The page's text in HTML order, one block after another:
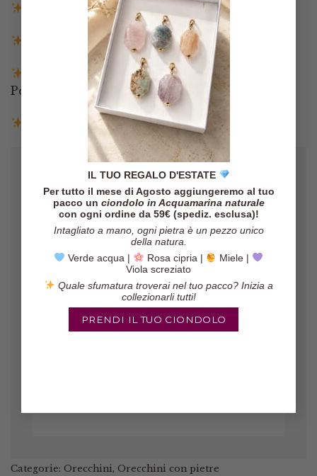
IL TUO REGALO D'ESTATE
Per tutto il mese di Agosto aggiungeremo al tuo
pacco un ciondolo in Acquamarina naturale
con ogni ordine da 59€ (spediz. esclusa)!
Intagliato a mano, ogni pietra è un pezzo unico
della natura.
Verde acqua |
Rosa cipria |
Miele |
Viola screziato
Quale sfumatura troverai nel tuo pacco? Inizia a
collezionarli tutti!
PRENDI IL TUO CIONDOLO
Spedizione gratuita in Italia sopra i 140€
Spedizione entro 3 giorni lavorativi
Pagamenti tramite Paypal, Carta di credito,
Postepay e Scalapay
Resi entro 14 giorni
il pacco è arrivato in poco tempo ed
il venditore è molto affidabile!
Marinella /Etsy
Categorie: Orecchini , Orecchini con pietre